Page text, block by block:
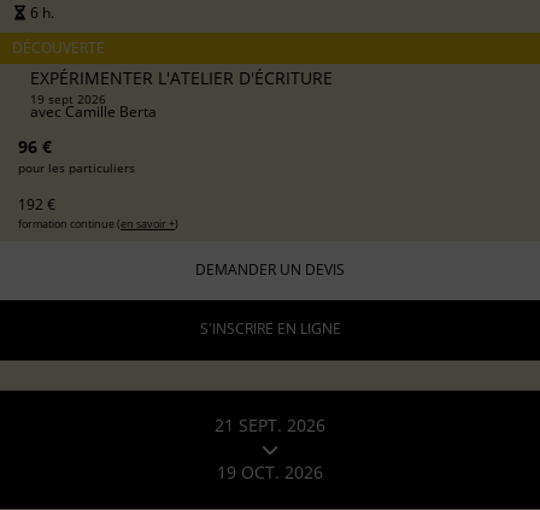
6 h.
DÉCOUVERTE
EXPÉRIMENTER L'ATELIER D'ÉCRITURE
19 sept 2026
avecCamille Berta
96 €
pour les particuliers
192 €
formation continue (en savoir +)
DEMANDER UN DEVIS
S'INSCRIRE EN LIGNE
21 SEPT. 2026
19 OCT. 2026